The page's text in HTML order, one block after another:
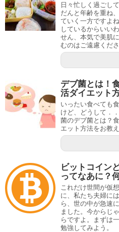
日々忙しく過ごし
だんと年齢を重ね
ていく一方ですよ
しているからいい
せん、本気で美肌
むのはご遠慮くださ
デブ菌とは！
活ダイエット
いったい食べても
けど、どうして．
菌のデブ菌とは？
エット方法をお教
ビットコイン
ってなあに？
これだけ世間が仮
に、私たち夫婦に
ら、世の中が急速
ました。今からじ
らですよ。まずは
勉強してみよう。